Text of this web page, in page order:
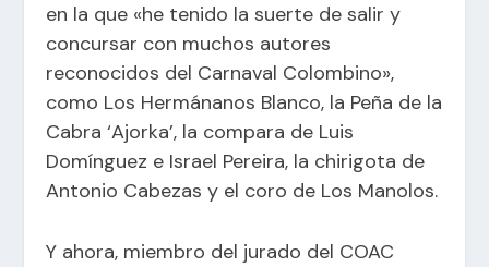
en la que «he tenido la suerte de salir y
concursar con muchos autores
reconocidos del Carnaval Colombino»,
como Los Hermánanos Blanco, la Peña de la
Cabra ‘Ajorka’, la compara de Luis
Domínguez e Israel Pereira, la chirigota de
Antonio Cabezas y el coro de Los Manolos.
Y ahora, miembro del jurado del COAC